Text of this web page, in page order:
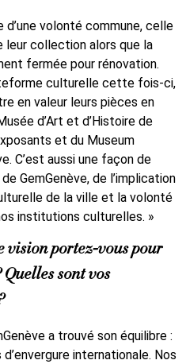
volonté commune, celle
leur collection alors que la
fermée pour rénovation.
culturelle cette fois-ci,
en valeur leurs pièces en
d’Art et d’Histoire de
et du Museum
C’est aussi une façon de
GemGenève, de l’implication
de la ville et la volonté
institutions culturelles. »
vision portez-vous pour
Quelles sont vos
a trouvé son équilibre :
internationale. Nos